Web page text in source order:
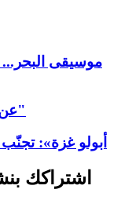
موسيقى البحر...
عن الحالة الزّفت... في معرض "فاصلة"
«أبولو غزة»:
اشتراكك